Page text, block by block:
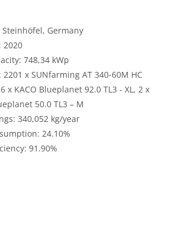
Steinhöfel, Germany
2020
748,34 kWp
x SUNfarming AT 340-60M HC
x KACO Blueplanet 92.0 TL3 - XL, 2 x
50.0 TL3 – M
340,052 kg/year
24.10%
91.90%